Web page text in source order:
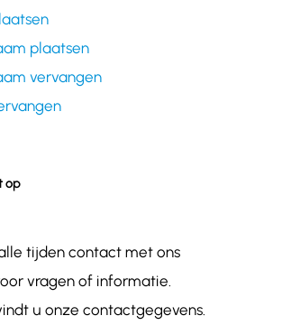
plaatsen
vervangen
op
tijden contact met ons
vragen of informatie.
u onze contactgegevens.